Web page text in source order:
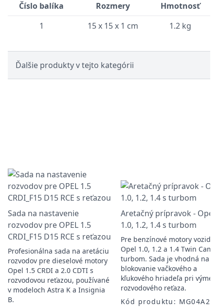
Číslo balíka Rozmery
Hmotnosť
1
15 x 15 x 1 cm 1.2 kg
Ďalšie produkty v tejto kategórii
Sada na nastavenie
rozvodov pre OPEL 1.5
CRDI_F15 D15 RCE s reťazou
Profesionálna sada na aretáciu
rozvodov pre dieselové motory
Opel 1.5 CRDI a 2.0 CDTI s
rozvodovou reťazou, používané
v modeloch Astra K a Insignia
B.
Aretačný prípravok - Opel
1.0, 1.2, 1.4 s turbom
Pre benzínové motory vozidiel
Opel 1.0, 1.2 a 1.4 Twin Cam s
turbom. Sada je vhodná na
blokovanie vačkového a
kľukového hriadeľa pri
rozvodového reťaza.
Kód produktu: